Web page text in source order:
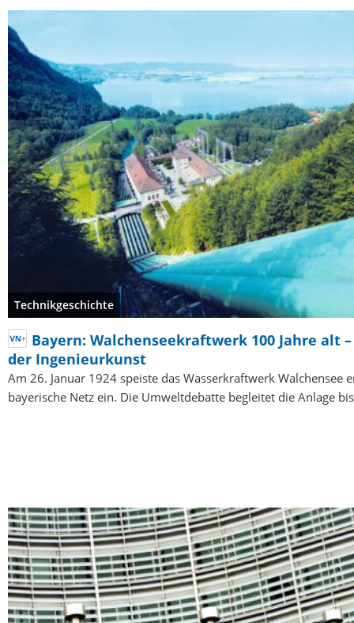
Technikgeschichte
Bayern: Walchenseekraftwerk 100 Jahre alt
der Ingenieurkunst
Am 26. Januar 1924 speiste das Wasserkraftwerk Walchensee
bayerische Netz ein. Die Umweltdebatte begleitet die Anlage